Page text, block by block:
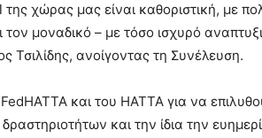
χώρας μας είναι καθοριστική, με
μοναδικό – με τόσο ισχυρό
Τσιλίδης, ανοίγοντας τη Συνέλευση.
και του ΗΑΤΤΑ για να
και την ίδια την